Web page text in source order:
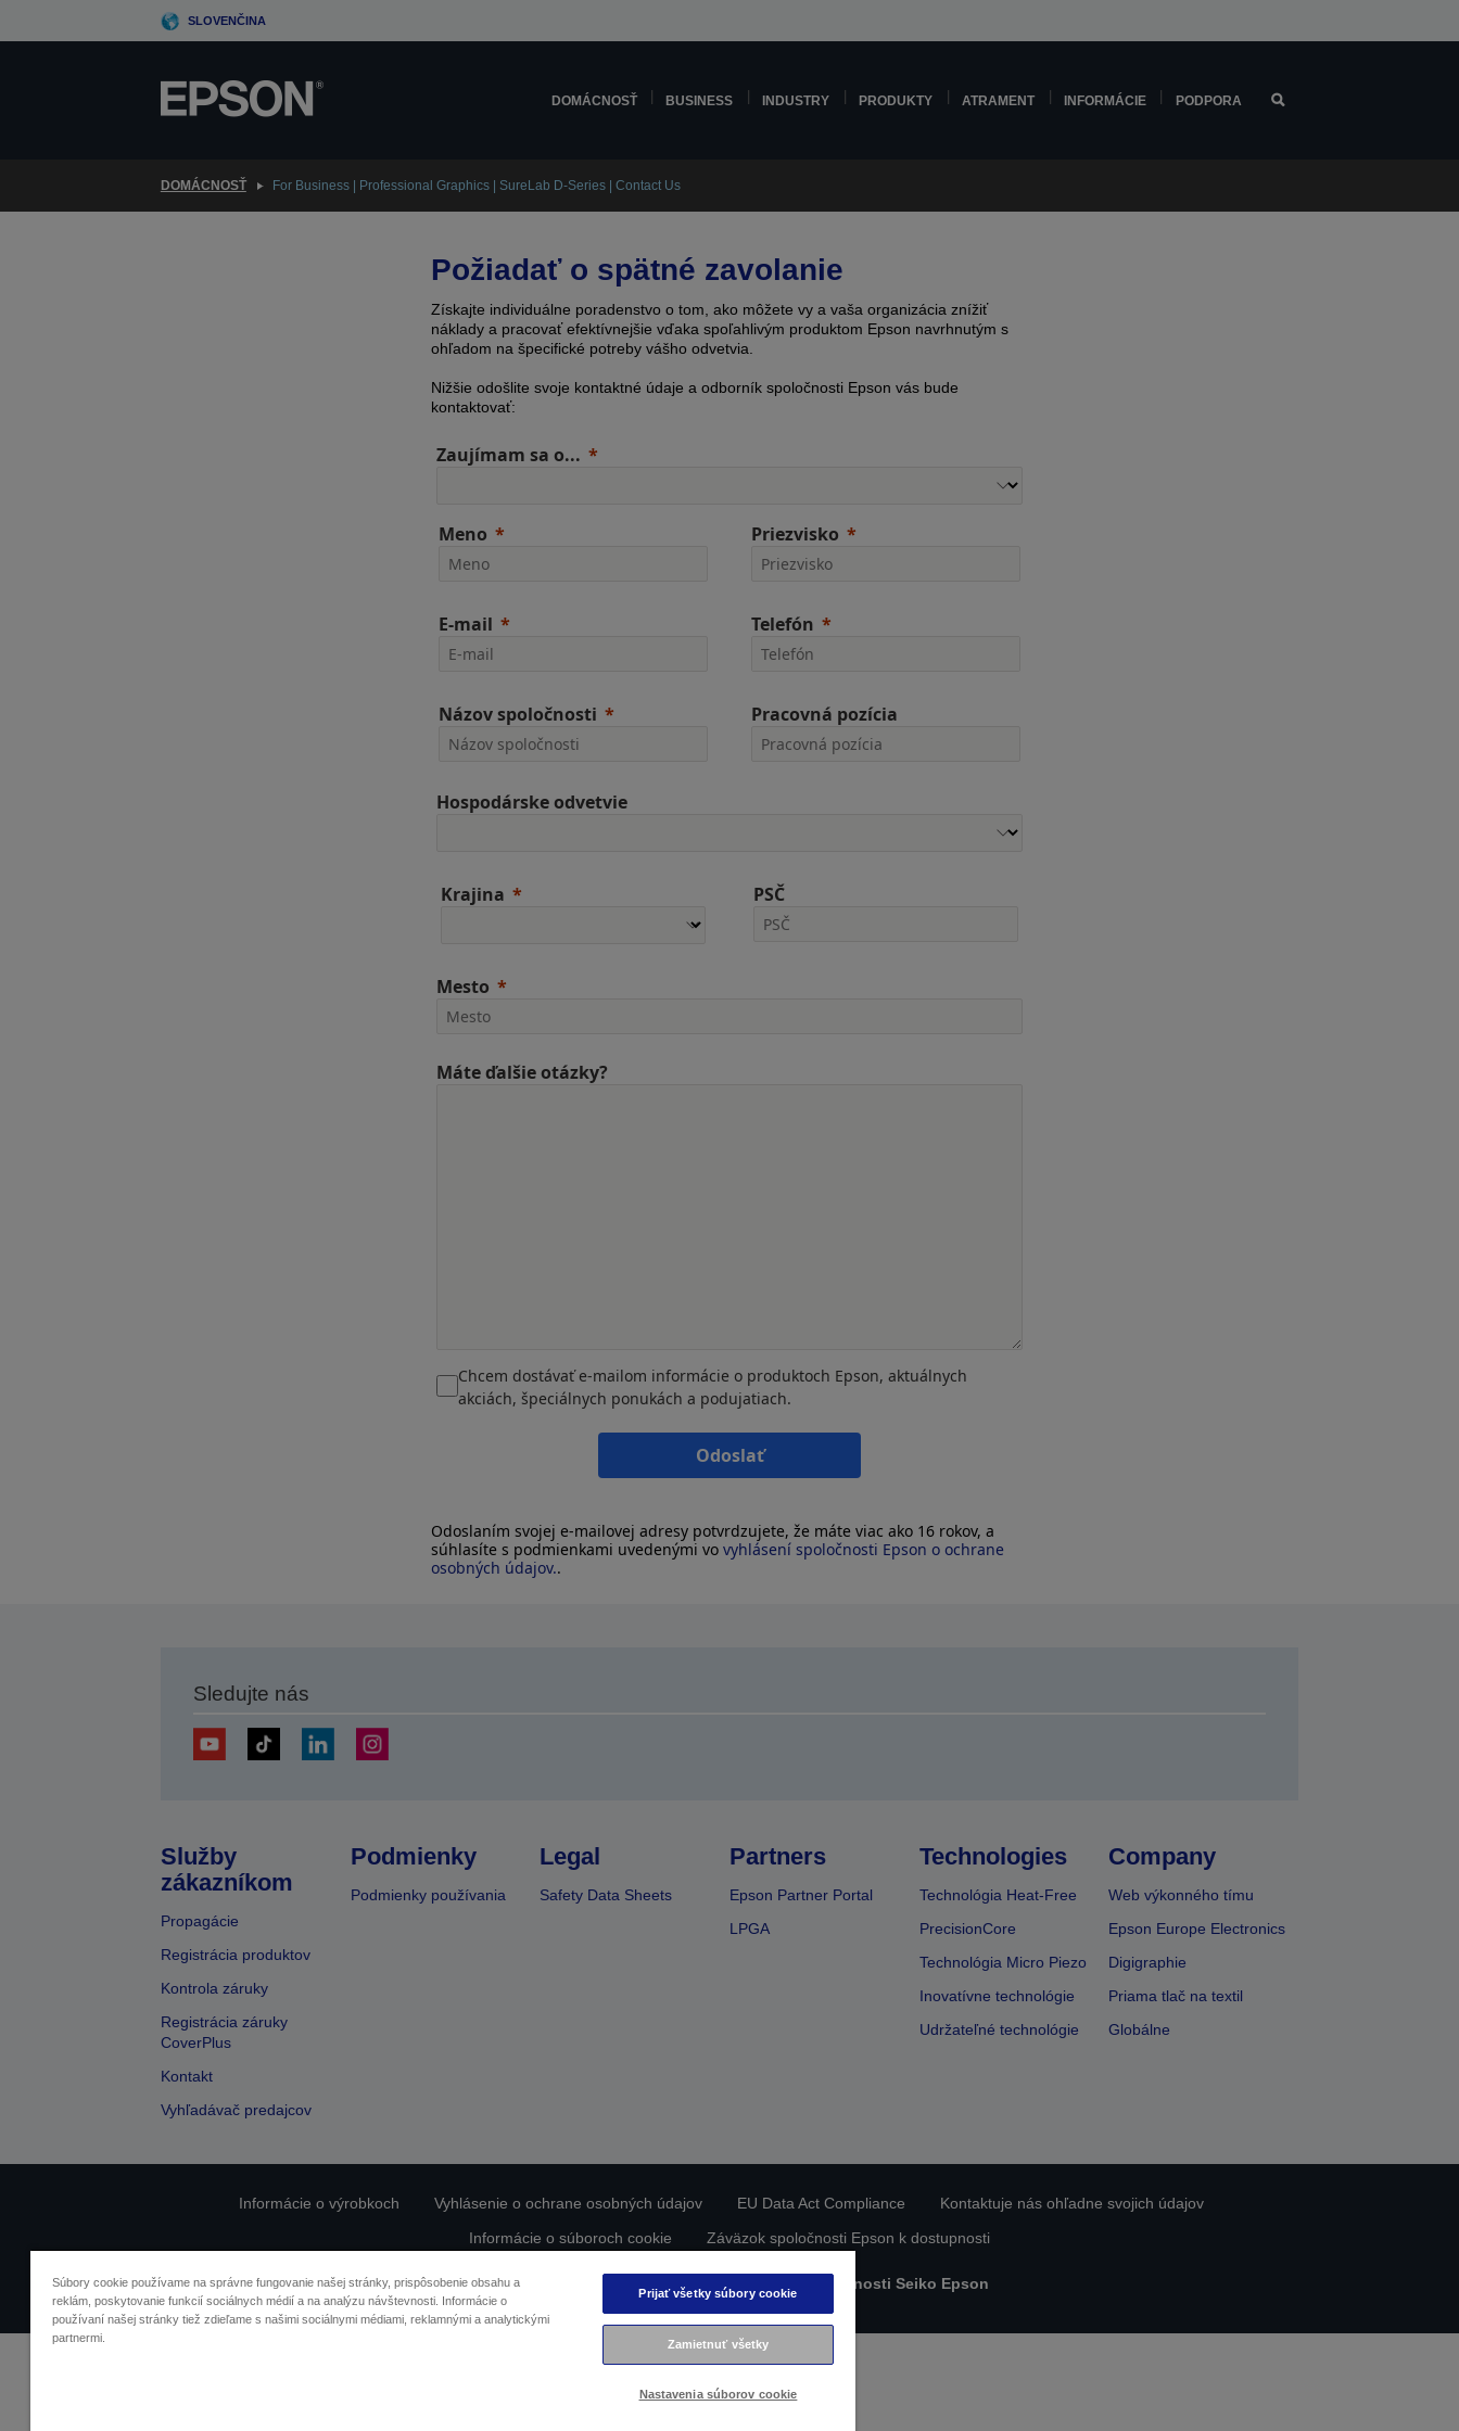
to
SLOVENČINA
DOMÁCNOSŤ BUSINESS INDUSTRY PRODUKTY ATRAMENT INFORMÁCIE PODPORA
DOMÁCNOSŤ For Business | Professional Graphics | SureLab D-Series | Contact Us
Požiadať o spätné zavolanie
Získajte individuálne poradenstvo o tom, ako môžete vy a vaša organizácia znížiť
náklady a pracovať efektívnejšie vďaka spoľahlivým produktom Epson navrhnutým s
ohľadom na špecifické potreby vášho odvetvia.
Nižšie odošlite svoje kontaktné údaje a odborník spoločnosti Epson vás bude
kontaktovať:
Zaujímam sa o...
Meno Priezvisko
E-mail Telefón
Názov spoločnosti Pracovná pozícia
Hospodárske odvetvie
Krajina PSČ
Mesto
Máte ďalšie otázky?
Chcem dostávať e-mailom informácie o produktoch Epson, aktuálnych
akciách, špeciálnych ponukách a podujatiach.
Odoslať
Odoslaním svojej e-mailovej adresy potvrdzujete, že máte viac ako 16 rokov, a
súhlasíte s podmienkami uvedenými vo vyhlásení spoločnosti Epson o ochrane
osobných údajov..
Sledujte nás
Služby
zákazníkom
Propagácie
Registrácia produktov
Kontrola záruky
Registrácia záruky
CoverPlus
Kontakt
Vyhľadávač predajcov
Podmienky
Podmienky používania
Legal
Safety Data Sheets
Partners
Epson Partner Portal
LPGA
Technologies
Technológia Heat-Free
PrecisionCore
Technológia Micro Piezo
Inovatívne technológie
Udržateľné technológie
Company
Web výkonného tímu
Epson Europe Electronics
Digigraphie
Priama tlač na textil
Globálne
Informácie o výrobkoch Vyhlásenie o ochrane osobných údajov EU Data Act Compliance
Kontaktuje nás ohľadne svojich údajov
Informácie o súboroch cookie
Záväzok spoločnosti Epson k dostupnosti
Obsah chránený autorskými právami © 2026 spoločnosti Seiko Epson
Súbory cookie používame na správne fungovanie našej stránky, prispôsobenie obsahu a
reklám, poskytovanie funkcií sociálnych médií a na analýzu návštevnosti. Informácie o
používaní našej stránky tiež zdieľame s našimi sociálnymi médiami, reklamnými a analytickými
partnermi.
Prijať všetky súbory cookie
Zamietnuť všetky
Nastavenia súborov cookie